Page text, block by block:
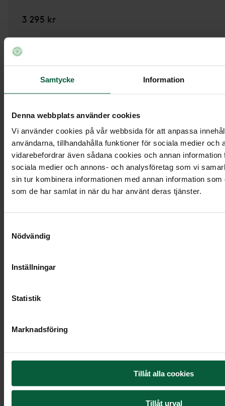
Samtycke Information
Denna webbplats använder cookies
Vi använder cookies på vår webbsida för att anpassa
användarna, tillhandahålla funktioner för sociala medier och
vidarebefordrar även sådana cookies och annan information
sociala medier och annons- och analysföretag som vi
sin tur kombinera informationen med annan information
som de har samlat in när du har använt deras tjänster.
Nödvändig
Inställningar
Statistik
Marknadsföring
Tillåt alla cookies
Tillåt urval
3 295 kr
2 695 kr